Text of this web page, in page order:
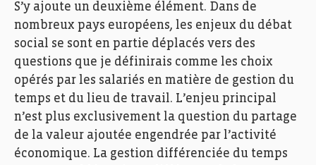
S’y ajoute un deuxième élément. Dans de
nombreux pays européens, les enjeux du débat
social se sont en partie déplacés vers des
questions que je définirais comme les choix
opérés par les salariés en matière de gestion du
temps et du lieu de travail. L’enjeu principal
n’est plus exclusivement la question du partage
de la valeur ajoutée engendrée par l’activité
économique. La gestion différenciée du temps